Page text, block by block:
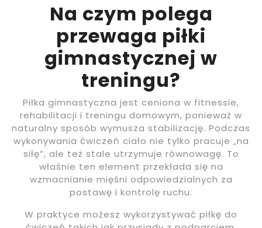
Na czym polega
przewaga piłki
gimnastycznej w
treningu?
Piłka gimnastyczna jest ceniona w fitnessie,
rehabilitacji i treningu domowym, ponieważ w
naturalny sposób wymusza stabilizację. Podczas
wykonywania ćwiczeń ciało nie tylko pracuje „na
siłę”, ale też stale utrzymuje równowagę. To
właśnie ten element przekłada się na
wzmacnianie mięśni odpowiedzialnych za
postawę i kontrolę ruchu.
W praktyce możesz wykorzystywać piłkę do